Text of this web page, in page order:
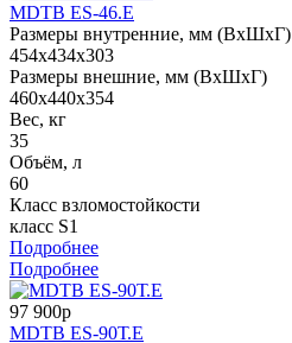
МDТВ ES-46.E
Размеры внутренние, мм (ВхШхГ)
454x434x303
Размеры внешние, мм (ВхШхГ)
460x440x354
Вес, кг
35
Объём, л
60
Класс взломостойкости
класс S1
Подробнее
Подробнее
97 900р
MDTB ES-90Т.Е